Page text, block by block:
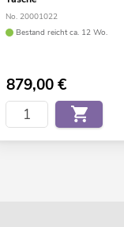
No. 20001022
Bestand reicht ca. 12 Wo.
879,00€